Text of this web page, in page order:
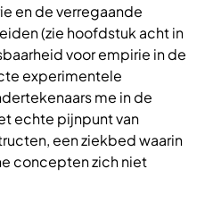
en de verregaande
(zie hoofdstuk acht in
voor empirie in de
experimentele
me in de
echte pijnpunt van
een ziekbed waarin
concepten zich niet